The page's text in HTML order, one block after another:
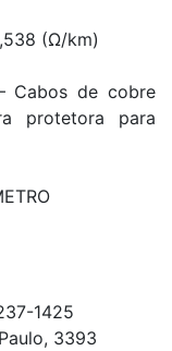
(Ω/km)
Cabos de cobre
protetora para
1425
3393